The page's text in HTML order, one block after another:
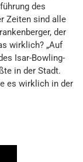
des
Zeiten sind alle
der
wirklich? „Auf
Isar-Bowling-
in der Stadt.
es wirklich in der